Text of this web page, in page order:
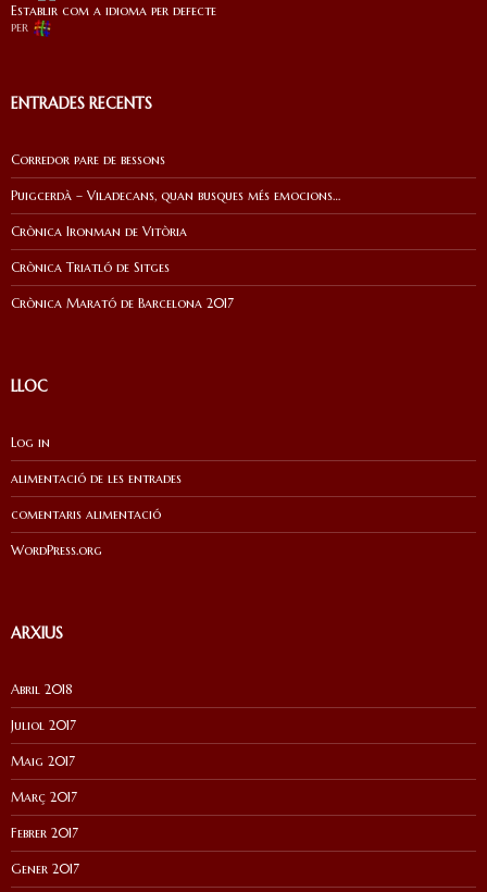
Establir com a idioma per defecte
per
ENTRADES RECENTS
Corredor pare de bessons
Puigcerdà – Viladecans, quan busques més emocions…
Crònica Ironman de Vitòria
Crònica Triatló de Sitges
Crònica Marató de Barcelona 2017
LLOC
Log in
alimentació de les entrades
comentaris alimentació
WordPress.org
ARXIUS
Abril 2018
Juliol 2017
Maig 2017
Març 2017
Febrer 2017
Gener 2017